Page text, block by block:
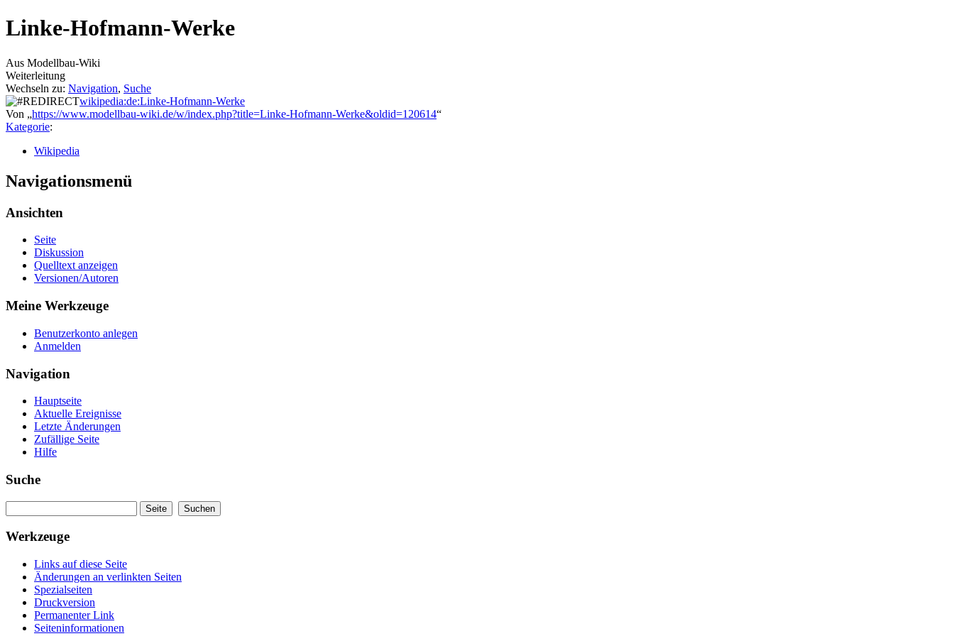
Linke-Hofmann-Werke
Aus Modellbau-Wiki
Weiterleitung
Wechseln zu: Navigation, Suche
wikipedia:de:Linke-Hofmann-Werke
Von „https://www.modellbau-wiki.de/w/index.php?title=Linke-Hofmann-Werke&oldid=120614“
Kategorie:
Wikipedia
Navigationsmenü
Ansichten
Seite
Diskussion
Quelltext anzeigen
Versionen/Autoren
Meine Werkzeuge
Benutzerkonto anlegen
Anmelden
Navigation
Hauptseite
Aktuelle Ereignisse
Letzte Änderungen
Zufällige Seite
Hilfe
Suche
Werkzeuge
Links auf diese Seite
Änderungen an verlinkten Seiten
Spezialseiten
Druckversion
Permanenter Link
Seiteninformationen